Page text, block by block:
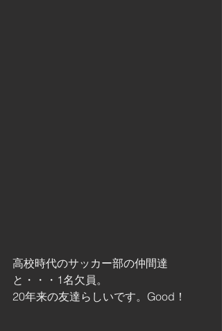
高校時代のサッカー部の仲間達
と・・・1名欠員。
20年来の友達らしいです。Good！